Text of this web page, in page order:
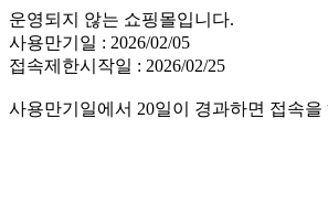
운영되지 않는 쇼핑몰입니다.
사용만기일 : 2026/02/05
접속제한시작일 : 2026/02/25
사용만기일에서 20일이 경과하면 접속을